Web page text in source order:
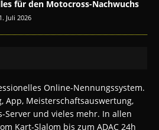
für den Motocross-Nachwuchs
Juli 2026